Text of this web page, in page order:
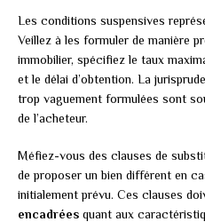
Les conditions suspensives
Veillez à les formuler de manière
immobilier, spécifiez le taux
et le délai d’obtention. La
trop vaguement formulées sont
de l’acheteur.
Méfiez-vous des clauses de
de proposer un bien différent en
initialement prévu. Ces clauses
encadrées quant aux